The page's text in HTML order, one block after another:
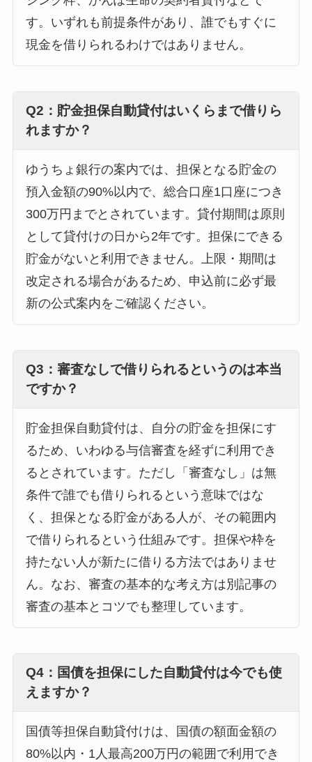
す。いずれも前提条件があり、誰でもすぐに
現金を借りられるわけではありません。
Q2：貯金担保自動貸付はいくらまで借りら
れますか？
ゆうちょ銀行の案内では、担保となる貯金の
預入金額の90%以内で、総合口座1口座につき
300万円までとされています。貸付期間は原則
として貸付けの日から2年です。担保にできる
貯金がないと利用できません。上限・期間は
改定される場合があるため、申込前に必ず最
新の公式案内をご確認ください。
Q3：審査なしで借りられるというのは本当
ですか？
貯金担保自動貸付は、自分の貯金を担保にす
るため、いわゆる与信審査を経ずに利用でき
るとされています。ただし「審査なし」は無
条件で誰でも借りられるという意味ではな
く、担保となる貯金がある人が、その範囲内
で借りられるという仕組みです。担保や枠を
持たない人が新たに借りる方法ではありませ
ん。なお、審査の基本的な考え方は別記事の
審査の基本とコツでも整理しています。
Q4：国債を担保にした自動貸付は今でも使
えますか？
国債等担保自動貸付けは、国債の額面金額の
80%以内・1人最高200万円の範囲で利用でき